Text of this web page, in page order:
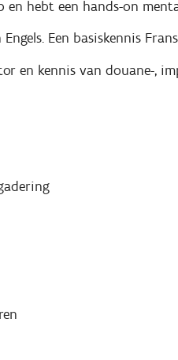
en hebt een hands-on
Een basiskennis
en kennis van douane-,